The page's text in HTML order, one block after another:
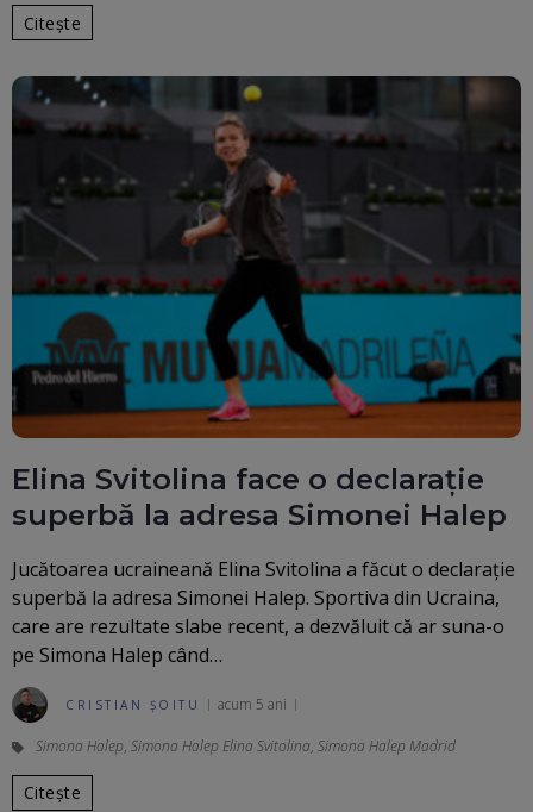
Citește
Elina Svitolina face o declarație
superbă la adresa Simonei Halep
Jucătoarea ucraineană Elina Svitolina a făcut o declarație
superbă la adresa Simonei Halep. Sportiva din Ucraina,
care are rezultate slabe recent, a dezvăluit că ar suna-o
pe Simona Halep când…
CRISTIAN ȘOITU acum 5 ani
Simona Halep, Simona Halep Elina Svitolina, Simona Halep Madrid
Citește